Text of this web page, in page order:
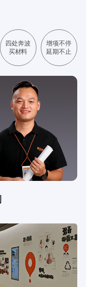
四处奔波
买材料
增项不停
延期不止